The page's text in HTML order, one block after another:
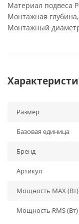
Материал подвеса
Монтажная
Монтажный
Размер
Базовая единица
Бренд
Артикул
Мощность MAX (Вт)
Мощность RMS (Вт)